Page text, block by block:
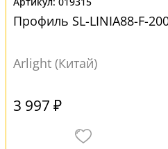
Профиль SL-LINIA88-F-
Arlight (Китай)
3 997 ₽